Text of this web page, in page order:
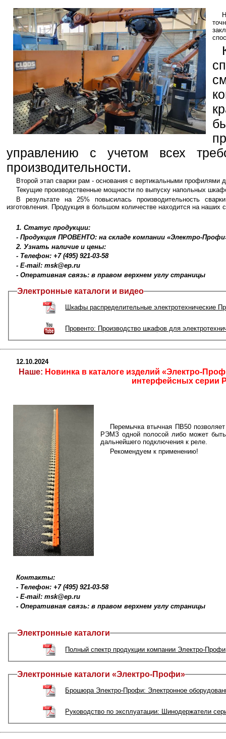
управлению с учетом всех
производительности.
Второй этап сварки рам - основания с вертикальными профилями
Текущие производственные мощности по выпуску напольных
В результате на 25% повысилась производительность
изготовления. Продукция в большом количестве находится на наших
1. Статус продукции:
- Продукция ПРОВЕНТО: на складе компании «Электро-
2. Узнать наличие и цены:
- Телефон: +7 (495) 921-03-58
- E-mail: msk@ep.ru
- Оперативная связь: в правом верхнем углу страницы
Электронные каталоги и видео
Шкафы распределительные электротехнические
Провенто: Производство шкафов для
12.10.2024
Наше: Новинка в каталоге изделий «Электро-
интерфейсных серии
Перемычка втычная ПВ50
РЭМЗ одной полосой либо может
дальнейшего подключения к реле.
Рекомендуем к применению!
Контакты:
- Телефон: +7 (495) 921-03-58
- E-mail: msk@ep.ru
- Оперативная связь: в правом верхнем углу страницы
Электронные каталоги
Полный спектр продукции компании Электро-Профи
Электронные каталоги «Электро-Профи»
Брошюра Электро-Профи: Электронное
Руководство по эксплуатации: Шинодержатели